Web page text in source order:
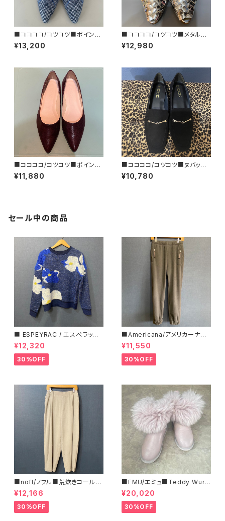
■ココココ/コツコツ■ポインテ
ッドトゥ・フラットシューズ/チェッ
ク■2025FW
¥13,200
■ココココ/コツコツ■メタルカ
ラー・フラットシューズ■MADE I
N JAPAN
¥12,980
■ココココ/コツコツ■ポインテ
ッドトゥ・フラットシューズ/MAR
ON■2024FW
¥11,880
■ココココ/コツコツ■ヌバック
風ビットローファー■お手頃シュ
ーズ
¥10,780
セール中の商品
■ ESPEYRAC / エスぺラック
■ フラワーモチーフニット■YE
LLOW & NAVY■ 超カワイイ！
¥12,320
30%OFF
■Americana/アメリカーナ■
マイクロフリース・イージーパン
ツ■
¥11,550
30%OFF
■nofl/ノフル■荒炊きコール天
テーパードパンツ■ゆるっとバ
ルーンシルエット
¥12,166
30%OFF
■EMU/エミュ■Teddy Wurr
en■撥水サイドジッパーブーツ
¥20,020
30%OFF